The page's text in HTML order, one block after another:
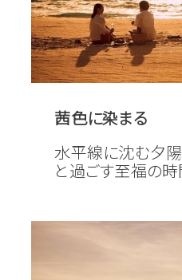
茜色に染まる
水平線に沈む夕陽
と過ごす至福の時